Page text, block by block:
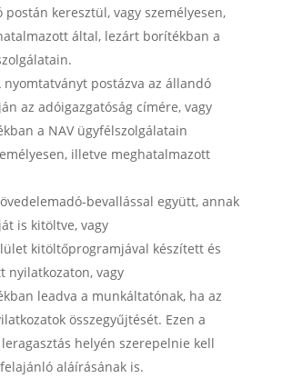
postán keresztül, vagy személyesen,
által, lezárt borítékban a
nyomtatványt postázva az állandó
az adóigazgatóság címére, vagy
a NAV ügyfélszolgálatain
illetve meghatalmazott
bevallással együtt, annak
is kitöltve, vagy
kitöltőprogramjával készített és
nyilatkozaton, vagy
leadva a munkáltatónak, ha az
összegyűjtését. Ezen a
helyén szerepelnie kell
aláírásának is.